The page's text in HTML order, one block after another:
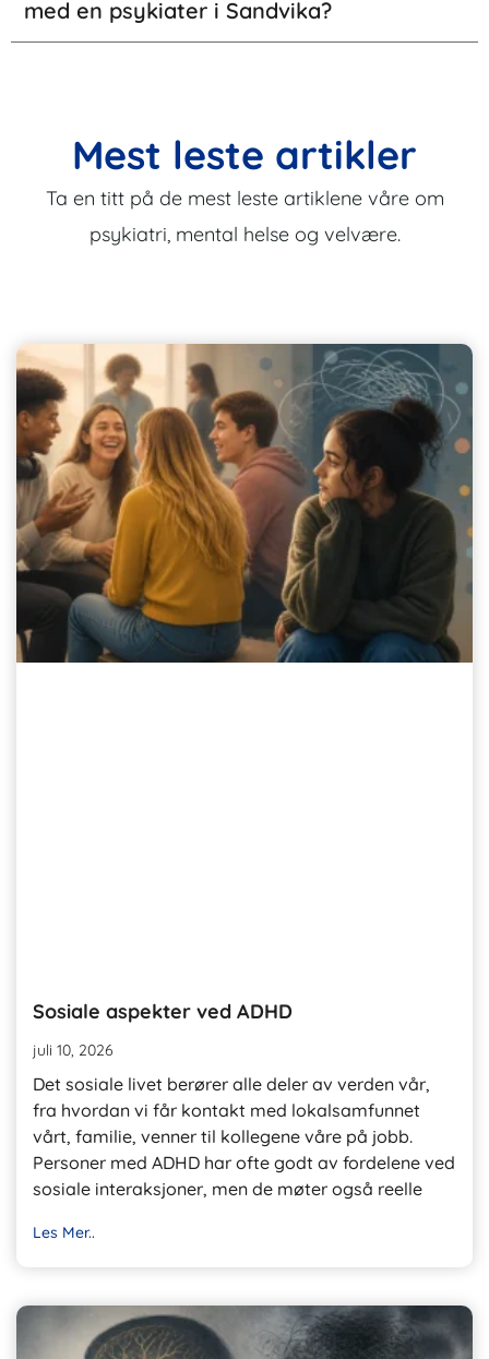
med en psykiater i Sandvika?
Mest leste artikler
Ta en titt på de mest leste artiklene våre om
psykiatri, mental helse og velvære.
Sosiale aspekter ved ADHD
juli 10, 2026
Det sosiale livet berører alle deler av verden vår,
fra hvordan vi får kontakt med lokalsamfunnet
vårt, familie, venner til kollegene våre på jobb.
Personer med ADHD har ofte godt av fordelene ved
sosiale interaksjoner, men de møter også reelle
Les Mer..